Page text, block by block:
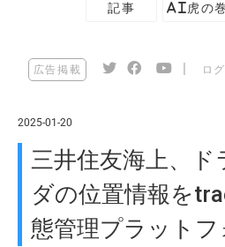
記事 AI虎の巻
広告掲載 ロ
2025-01-20
三井住友海上、ド
ダの位置情報を
態管理プラット